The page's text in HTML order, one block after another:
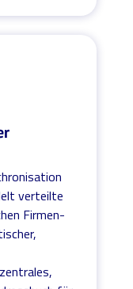
verteilte
Firmen-